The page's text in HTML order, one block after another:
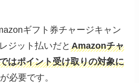
ギフト券チャージキャン
ジット払いだとAmazonチャ
はポイント受け取りの対象に
必要です。